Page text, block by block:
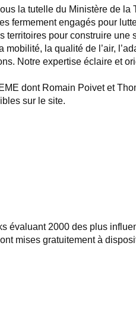
la tutelle du Ministère de
fermement engagés pour
pour construire
la qualité de l’air,
Notre expertise éclaire et
dont Romain Poivet et
sur le site.
2000 des plus
mises gratuitement à